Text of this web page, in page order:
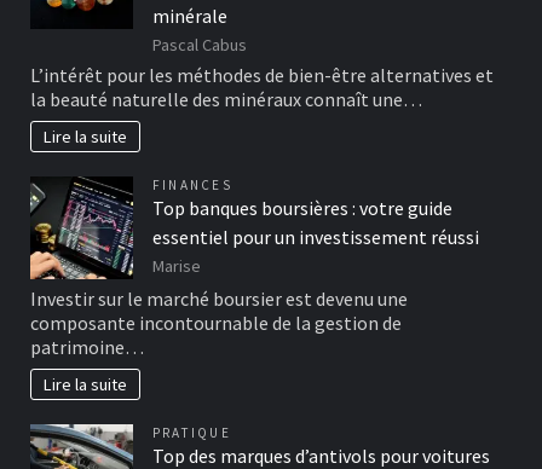
minérale
Pascal Cabus
L’intérêt pour les méthodes de bien-être alternatives et
la beauté naturelle des minéraux connaît une…
Lire la suite
FINANCES
Top banques boursières : votre guide
essentiel pour un investissement réussi
Marise
Investir sur le marché boursier est devenu une
composante incontournable de la gestion de
patrimoine…
Lire la suite
PRATIQUE
Top des marques d’antivols pour voitures